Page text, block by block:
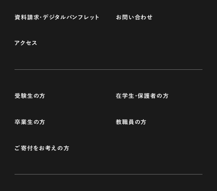
資料請求・デジタルパンフレット お問い合わせ
アクセス
受験生の方 在学生・保護者の方
卒業生の方 教職員の方
ご寄付をお考えの方